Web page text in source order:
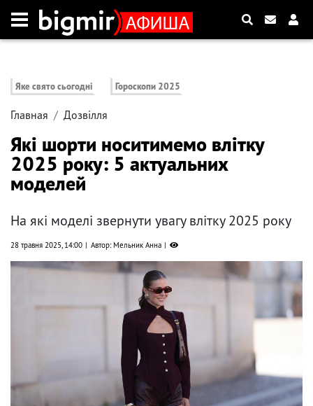
Яке свято сьогодні Гороскопи 2025
Главная Дозвілля
Які шорти носитимемо влітку
2025 року: 5 актуальних
моделей
На які моделі звернути увагу влітку 2025 року
28 травня 2025, 14:00 Автор: Мельник Анна